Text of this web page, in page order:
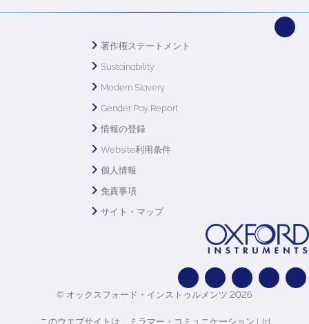
著作権ステートメント
Sustainability
Modern Slavery
Gender Pay Report
情報の登録
Website利用条件
個人情報
免責事項
サイト・マップ
© オックスフォード・インストゥルメンツ 2026
このウエブサイトは、ミラマー・コミュニケーション Ltd